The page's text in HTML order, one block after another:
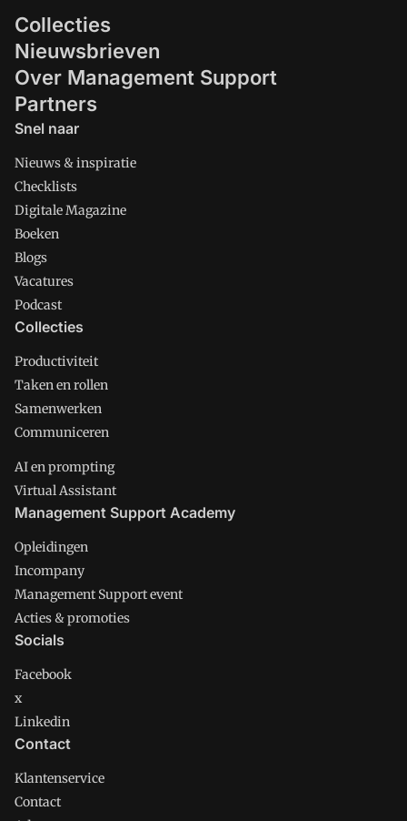
Collecties
Nieuwsbrieven
Over Management Support
Partners
Snel naar
Nieuws & inspiratie
Checklists
Digitale Magazine
Boeken
Blogs
Vacatures
Podcast
Collecties
Productiviteit
Taken en rollen
Samenwerken
Communiceren
AI en prompting
Virtual Assistant
Management Support Academy
Opleidingen
Incompany
Management Support event
Acties & promoties
Socials
Facebook
x
Linkedin
Contact
Klantenservice
Contact